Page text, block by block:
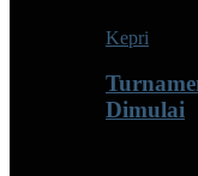
Kepri
Dimulai